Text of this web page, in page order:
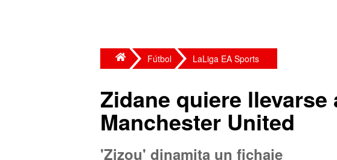
Fútbol LaLiga EA Sports
Zidane quiere
Manchester United
'Zizou' dinamita un fichaje